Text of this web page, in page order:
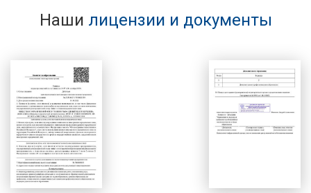
Наши лицензии и документы